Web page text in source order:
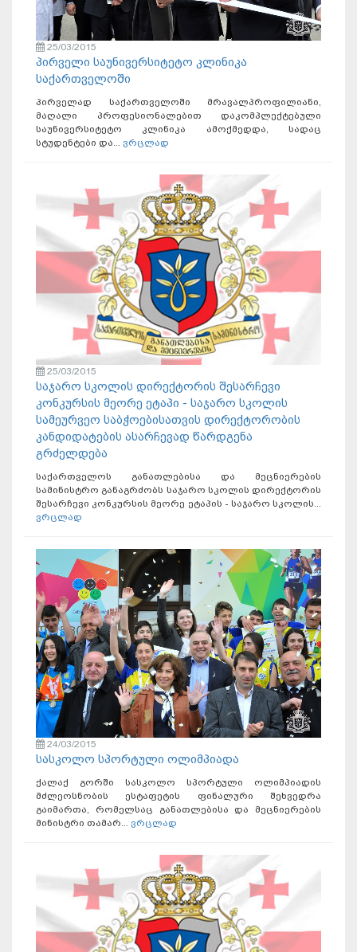
25/03/2015
პირველი საუნივერსიტეტო კლინიკა
საქართველოში
პირველად საქართველოში მრავალპროფილიანი,
მაღალი პროფესიონალებით დაკომპლექტებული
საუნივერსიტეტო კლინიკა ამოქმედდა, სადაც
სტუდენტები და... ვრცლად
25/03/2015
საჯარო სკოლის დირექტორის შესარჩევი
კონკურსის მეორე ეტაპი - საჯარო სკოლის
სამეურვეო საბჭოებისათვის დირექტორობის
კანდიდატების ასარჩევად წარდგენა
გრძელდება
საქართველოს განათლებისა და მეცნიერების
სამინისტრო განაგრძობს საჯარო სკოლის დირექტორის
შესარჩევი კონკურსის მეორე ეტაპის - საჯარო სკოლის...
ვრცლად
24/03/2015
სასკოლო სპორტული ოლიმპიადა
ქალაქ გორში სასკოლო სპორტული ოლიმპიადის
მძლეოსნობის ესტაფეტის ფინალური შეხვედრა
გაიმართა, რომელსაც განათლებისა და მეცნიერების
მინისტრი თამარ... ვრცლად